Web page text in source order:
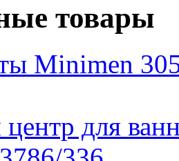
товары
Minimen
для